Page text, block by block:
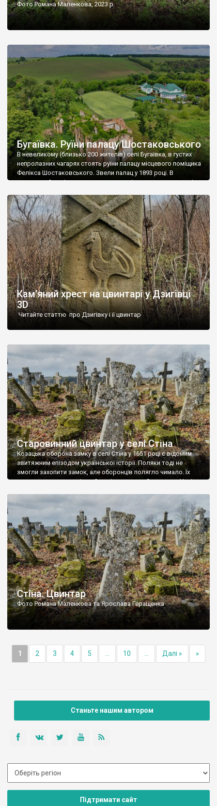
Фото Романа Маленкова, 2023 р.
Бугаївка. Руїни палацу Шостаковського
В невеликому (близько 200 жителів) селі Бугаївка, в густих
непролазних чагарях стоять руїни палацу місцевого поміщика
Фелікса Шостаковського. Звели палац у 1893 році. В
радянський період у ньому спочатку містилася школа, потім
століття тут розмістили туберкульозну лікарню. Коли із
палацу виїхала лікарня – ми точно не […]
Кам’яний хрест на цвинтарі у Дзигівці
3D
Читайте статтю про Дзигівку і її цвинтар
Старовинний цвинтар у селі Стіна
Козацька оборона замку в селі Стіна у 1651 році є відомим
звитяжним епізодом української історії. Поляки тоді не
змогли захопити замок, але оборонців полягло чимало. Їх
поховали на цвинтарі, який тоді називався Замковим. Нині на
ньому чимало хрестів 19 століття, є такі, де епітафії стер […]
Стіна. Цвинтар
Фото Романа Маленкова та Ярослава Геращенка
1 2 3 4 5 10 Далі » »
Станьте нашим автором
Підтримати сайт